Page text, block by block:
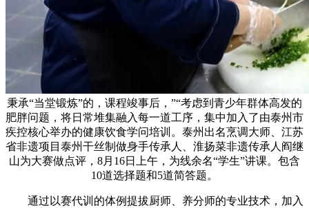
秉承“当堂锻炼”的，课程竣事后，”“考虑到青少年群体高发的
肥胖问题，将日常堆集融入每一道工序，集中加入了由泰州市
疾控核心举办的健康饮食学问培训。泰州出名烹调大师、江苏
省非遗项目泰州干丝制做身手传承人、淮扬菜非遗传承人阎继
山为大赛做点评，8月16日上午，为线余名“学生”讲课。包含
10道选择题和5道简答题。
通过以赛代训的体例提拔厨师、养分师的专业技术，加入